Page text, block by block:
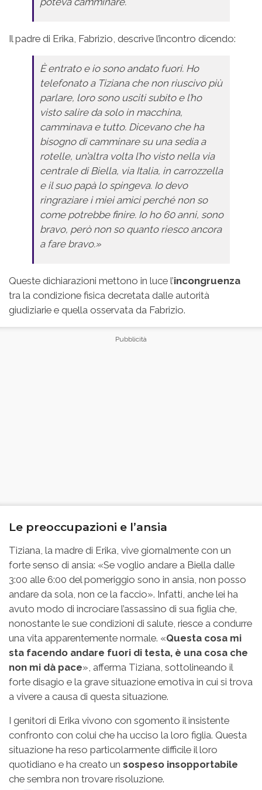
Il padre di Erika, Fabrizio, descrive l’incontro dicendo:
È entrato e io sono andato fuori. Ho
telefonato a Tiziana che non riuscivo più
parlare, loro sono usciti subito e l’ho
visto salire da solo in macchina,
camminava e tutto. Dicevano che ha
bisogno di camminare su una sedia a
rotelle, un’altra volta l’ho visto nella via
centrale di Biella, via Italia, in carrozzella
e il suo papà lo spingeva. Io devo
ringraziare i miei amici perché non so
come potrebbe finire. Io ho 60 anni, sono
bravo, però non so quanto riesco ancora
a fare bravo.»
Queste dichiarazioni mettono in luce l’incongruenza
tra la condizione fisica decretata dalle autorità
giudiziarie e quella osservata da Fabrizio.
Le preoccupazioni e l’ansia
Tiziana, la madre di Erika, vive giornalmente con un
forte senso di ansia: «Se voglio andare a Biella dalle
3:00 alle 6:00 del pomeriggio sono in ansia, non posso
andare da sola, non ce la faccio». Infatti, anche lei ha
avuto modo di incrociare l’assassino di sua figlia che,
nonostante le sue condizioni di salute, riesce a condurre
una vita apparentemente normale. «Questa cosa mi
sta facendo andare fuori di testa, è una cosa che
non mi dà pace», afferma Tiziana, sottolineando il
forte disagio e la grave situazione emotiva in cui si trova
a vivere a causa di questa situazione.
I genitori di Erika vivono con sgomento il insistente
confronto con colui che ha ucciso la loro figlia. Questa
situazione ha reso particolarmente difficile il loro
quotidiano e ha creato un sospeso insopportabile
che sembra non trovare risoluzione.